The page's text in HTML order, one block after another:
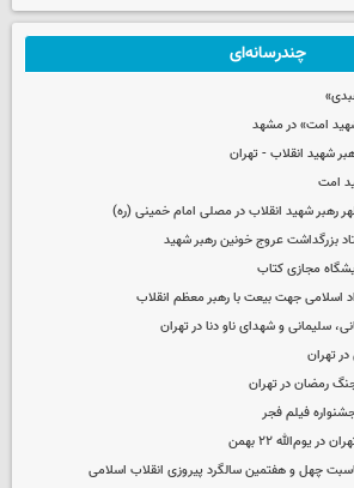
چندرسانه‌ای
امت» در مشهد
شهید انقلاب - تهران
امت
رهبر شهید انقلاب در مصلی امام خمینی (ره)
عروج خونین رهبر شهید
مجازی کتاب
اسلامی جهت بیعت با رهبر معظم انقلاب
سلیمانی و شهدای ناو دنا در تهران
تهران
رمضان در تهران
فیلم فجر
یوم‌الله ۲۲ بهمن
چهل‌ و هفتمین سالگرد پیروزی انقلاب اسلامی